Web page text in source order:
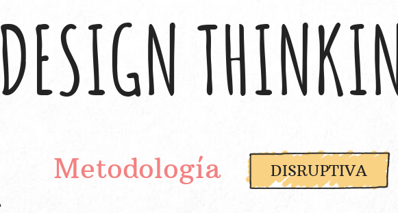
DISRUPTIVA
Metodología
DESIGN